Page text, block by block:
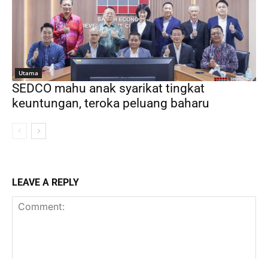
Utama
SEDCO mahu anak syarikat tingkat
keuntungan, teroka peluang baharu
LEAVE A REPLY